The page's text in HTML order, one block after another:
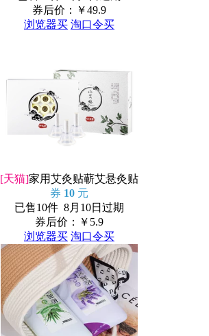
券后价：￥49.9
浏览器买 淘口令买
[天猫]家用艾灸贴蕲艾悬灸贴
券 10 元
已售10件 8月10日过期
券后价：￥ 5.9
浏览器买 淘口令买